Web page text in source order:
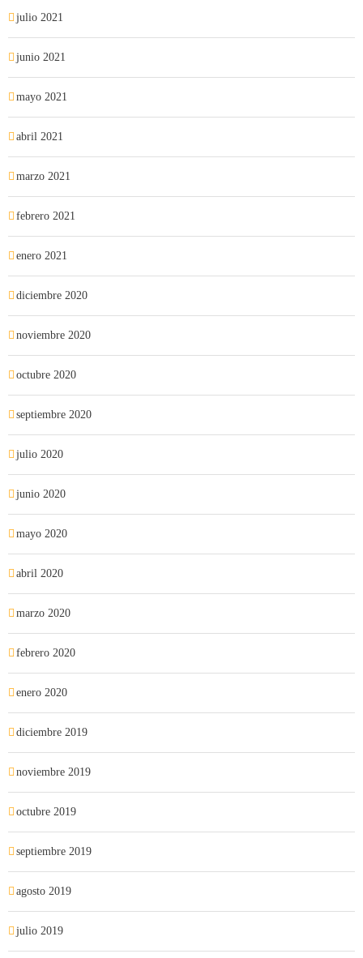
julio 2021
junio 2021
mayo 2021
abril 2021
marzo 2021
febrero 2021
enero 2021
diciembre 2020
noviembre 2020
octubre 2020
septiembre 2020
julio 2020
junio 2020
mayo 2020
abril 2020
marzo 2020
febrero 2020
enero 2020
diciembre 2019
noviembre 2019
octubre 2019
septiembre 2019
agosto 2019
julio 2019